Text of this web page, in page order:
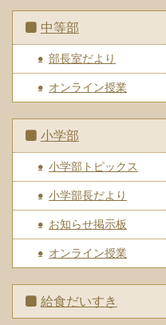
中等部
部長室だより
オンライン授業
小学部
小学部トピックス
小学部長だより
お知らせ掲示板
オンライン授業
給食だいすき